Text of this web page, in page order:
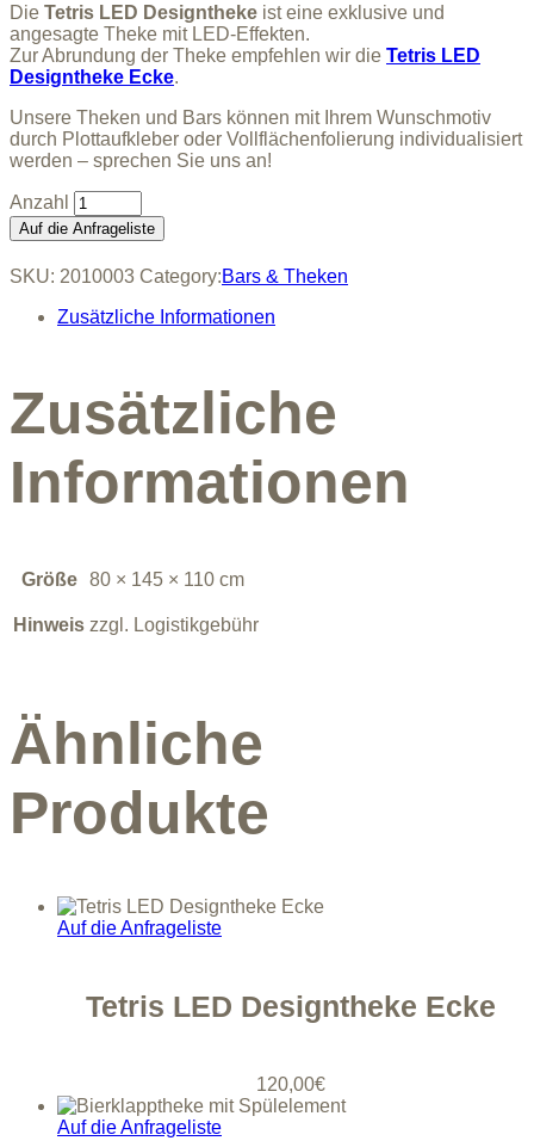
Die Tetris LED Designtheke ist eine exklusive und
angesagte Theke mit LED-Effekten.
Zur Abrundung der Theke empfehlen wir die Tetris LED
Designtheke Ecke.
Unsere Theken und Bars können mit Ihrem Wunschmotiv
durch Plottaufkleber oder Vollflächenfolierung individualisiert
werden – sprechen Sie uns an!
Tetris
LED
Designtheke
quantity
Auf die Anfrageliste
SKU: 2010003 Category:Bars & Theken
Zusätzliche Informationen
Zusätzliche
Informationen
Größe 80 × 145 × 110 cm
Hinweis zzgl. Logistikgebühr
Ähnliche
Produkte
Auf die Anfrageliste
Tetris LED Designtheke Ecke
120,00€
Auf die Anfrageliste